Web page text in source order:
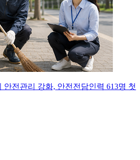
안전관리 강화, 안전전담인력 613명 첫